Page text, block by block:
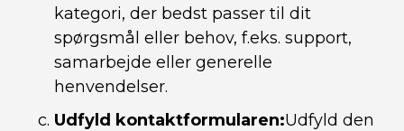
kategori, der bedst passer til dit
spørgsmål eller behov, f.eks. support,
samarbejde eller generelle
henvendelser.
Udfyld kontaktformularen:Udfyld den